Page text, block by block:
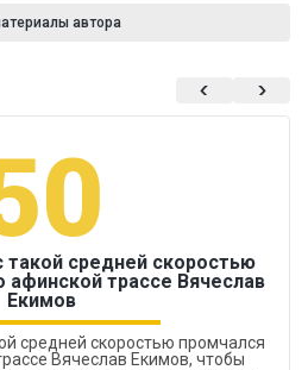
автора
средней скоростью
афинской трассе Вячеслав
Екимов
средней скоростью промчался
Вячеслав Екимов, чтобы